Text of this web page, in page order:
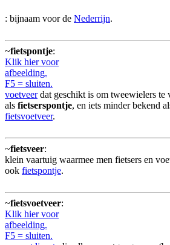
: bijnaam voor de Nederrijn.
~fietspontje:
Klik hier voor
afbeelding.
F5 = sluiten.
voetveerdat geschikt is om tweewielers te
als fietserspontje, en iets minder bekend
fietsvoetveer.
~fietsveer:
klein vaartuig waarmee men fietsers en
ook fietspontje.
~fietsvoetveer:
Klik hier voor
afbeelding.
F5 = sluiten.